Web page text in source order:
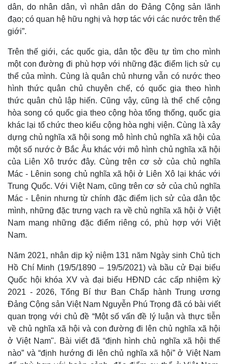
Thể thao
Bóng đá
Lịch thi đấu bóng đá
eSports
Hậu trường
Ô tô - Xe máy
Ô tô
dân, do nhân dân, vì nhân dân do Đảng Cộng sản lãnh
đạo; có quan hệ hữu nghị và hợp tác với các nước trên thế
giới”.
Trên thế giới, các quốc gia, dân tộc đều tự tìm cho mình
một con đường đi phù hợp với những đặc điểm lịch sử cụ
thể của mình. Cùng là quân chủ nhưng vẫn có nước theo
hình thức quân chủ chuyên chế, có quốc gia theo hình
thức quân chủ lập hiến. Cũng vậy, cũng là thể chế cộng
hòa song có quốc gia theo cộng hòa tổng thống, quốc gia
khác lại tổ chức theo kiểu cộng hòa nghị viện. Cùng là xây
dựng chủ nghĩa xã hội song mô hình chủ nghĩa xã hội của
một số nước ở Bắc Âu khác với mô hình chủ nghĩa xã hội
của Liên Xô trước đây. Cùng trên cơ sở của chủ nghĩa
Mác - Lênin song chủ nghĩa xã hội ở Liên Xô lại khác với
Trung Quốc. Với Việt Nam, cũng trên cơ sở của chủ nghĩa
Mác - Lênin nhưng từ chính đặc điểm lịch sử của dân tộc
mình, những đặc trưng vạch ra về chủ nghĩa xã hội ở Việt
Nam mang những đặc điểm riêng có, phù hợp với Việt
Nam.
Năm 2021, nhân dịp kỷ niệm 131 năm Ngày sinh Chủ tịch
Hồ Chí Minh (19/5/1890 – 19/5/2021) và bầu cử Đại biểu
Quốc hội khóa XV và đại biểu HĐND các cấp nhiệm kỳ
2021 - 2026, Tổng Bí thư Ban Chấp hành Trung ương
Đảng Cộng sản Việt Nam Nguyễn Phú Trọng đã có bài viết
quan trọng với chủ đề “Một số vấn đề lý luận và thực tiễn
về chủ nghĩa xã hội và con đường đi lên chủ nghĩa xã hội
ở Việt Nam". Bài viết đã “định hình chủ nghĩa xã hội thế
nào” và “định hướng đi lên chủ nghĩa xã hội” ở Việt Nam